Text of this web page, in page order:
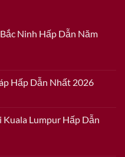
Ninh Hấp Dẫn Năm
Hấp Dẫn Nhất 2026
Lumpur Hấp Dẫn